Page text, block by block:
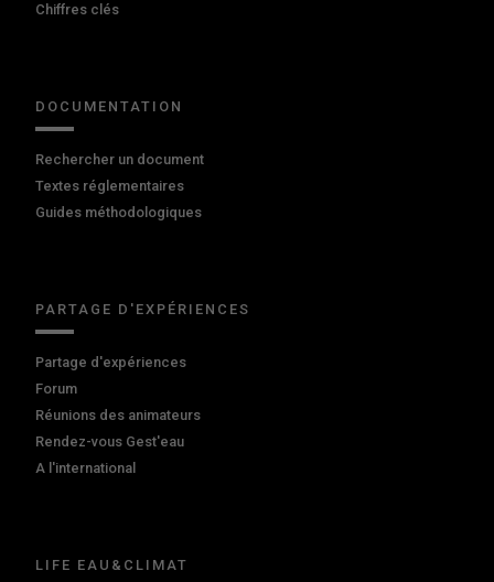
Chiffres clés
DOCUMENTATION
Rechercher un document
Textes réglementaires
Guides méthodologiques
PARTAGE D'EXPÉRIENCES
Partage d'expériences
Forum
Réunions des animateurs
Rendez-vous Gest'eau
A l'international
LIFE EAU&CLIMAT